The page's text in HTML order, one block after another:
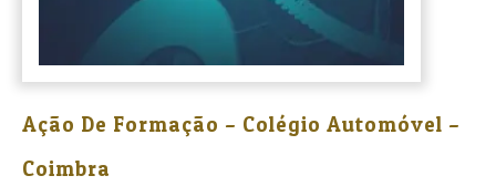
Ação De Formação – Colégio Automóvel –
Coimbra